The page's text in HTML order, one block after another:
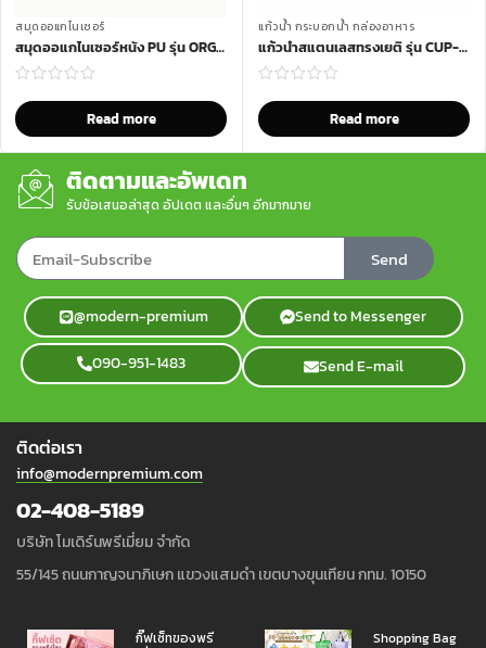
สมุดออแกไนเซอร์
สมุดออแกไนเซอร์หนัง PU รุ่น ORG-270
Read more
แก้วน้ำ กระบอกน้ำ กล่องอาหาร
แก้วน้ำสแตนเลสทรงเยติ รุ่น CUP-30YT
Read more
ติดตามและอัพเดท
รับข้อเสนอล่าสุด อัปเดต และอื่นๆ อีกมากมาย
Send
@modern-premium Send to Messenger
090-951-1483 Send E-mail
ติดต่อเรา
info@modernpremium.com
02-408-5189
บริษัท โมเดิร์นพรีเมี่ยม จำกัด
55/145 ถนนกาญจนาภิเษก แขวงแสมดำ เขตบางขุนเทียน กทม. 10150
กิ๊ฟเซ็ทของพรี
Shopping Bag